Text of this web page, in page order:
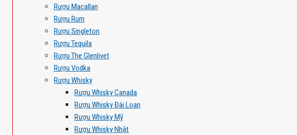
Rượu Macallan
Rượu Rum
Rượu Singleton
Rượu Tequila
Rượu The Glenlivet
Rượu Vodka
Rượu Whisky
Rượu Whisky Canada
Rượu Whisky Đài Loan
Rượu Whisky Mỹ
Rượu Whisky Nhật